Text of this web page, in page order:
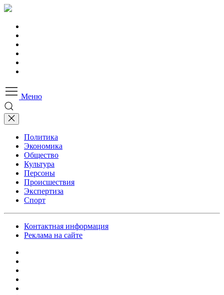
Меню
Политика
Экономика
Общество
Культура
Персоны
Происшествия
Экспертиза
Спорт
Контактная информация
Реклама на сайте